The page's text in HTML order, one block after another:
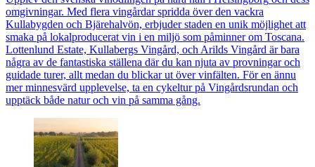
omgivningar. Med flera vingårdar spridda över den vackra
Kullabygden och Bjärehalvön, erbjuder staden en unik möjlighet att
smaka på lokalproducerat vin i en miljö som påminner om Toscana.
Lottenlund Estate, Kullabergs Vingård, och Arilds Vingård är bara
några av de fantastiska ställena där du kan njuta av provningar och
guidade turer, allt medan du blickar ut över vinfälten. För en ännu
mer minnesvärd upplevelse, ta en cykeltur på Vingårdsrundan och
upptäck både natur och vin på samma gång.